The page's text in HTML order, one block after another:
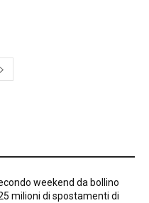
weekend da bollino
milioni di spostamenti di